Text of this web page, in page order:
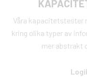
Våra kapacitetstester
kring olika typer av
mer abstrakt